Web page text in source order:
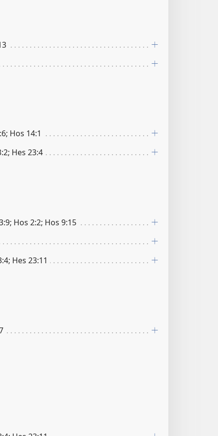
Hos 14:1
Hes 23:4
Hos 2:2; Hos 9:15
Hes 23:11